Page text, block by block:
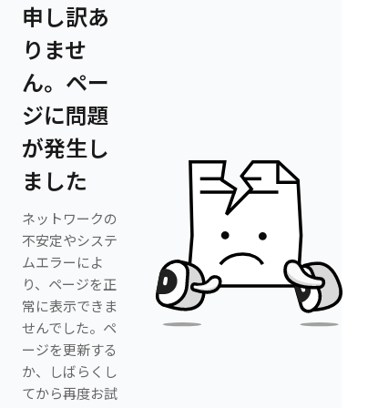
申し訳あ
りませ
ん。ペー
ジに問題
が発生し
ました
ネットワークの
不安定やシステ
ムエラーによ
り、ページを正
常に表示できま
せんでした。ペ
ージを更新する
か、しばらくし
てから再度お試